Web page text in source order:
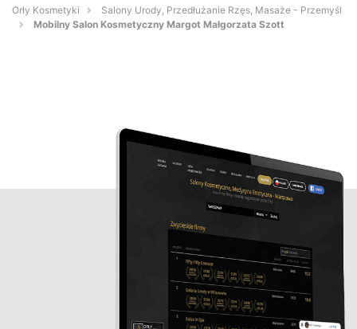
Orły Kosmetyki
Salony Urody, Przedłużanie Rzęs, Masaże - Przemyśl
Mobilny Salon Kosmetyczny Margot Małgorzata Szott